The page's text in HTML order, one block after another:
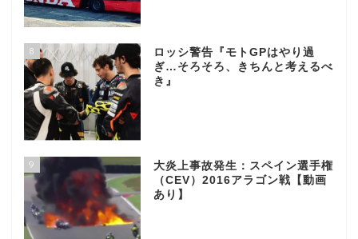
8
ロッシ警告『モトGPはやり過
ぎ…そろそろ、きちんと考えるべ
き』
9
大炎上事故発生：スペイン選手権
（CEV）2016アラゴン戦【動画
あり】